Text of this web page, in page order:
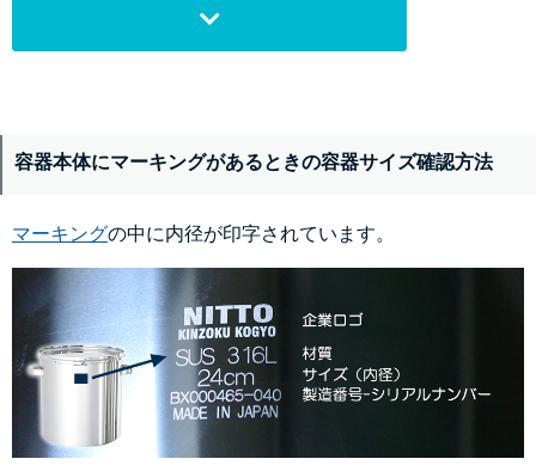
容器本体にマーキングがあるときの容器サイズ確認方法
マーキングの中に内径が印字されています。